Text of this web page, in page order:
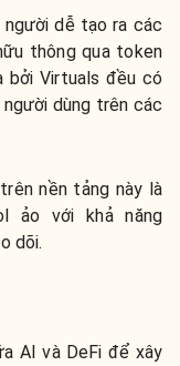
người dễ tạo ra các
thông qua token
bởi Virtuals đều có
dùng trên các
nền tảng này là
ảo với khả năng
dõi.
AI và DeFi để xây